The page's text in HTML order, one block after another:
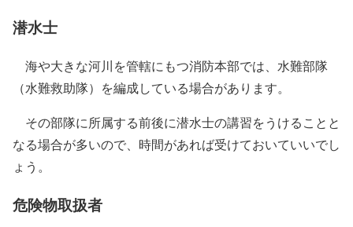
潜水士
海や大きな河川を管轄にもつ消防本部では、水難部隊
（水難救助隊）を編成している場合があります。
その部隊に所属する前後に潜水士の講習をうけることと
なる場合が多いので、時間があれば受けておいていいでし
ょう。
危険物取扱者